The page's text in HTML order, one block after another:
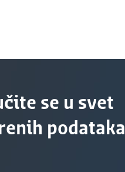
se u svet
podataka